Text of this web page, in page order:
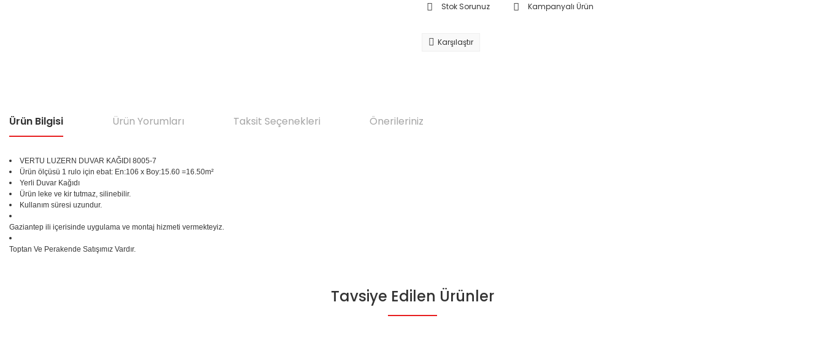
Stok Sorunuz Kampanyalı Ürün
Karşılaştır
Ürün Bilgisi Ürün Yorumları Taksit Seçenekleri Önerileriniz
VERTU LUZERN DUVAR KAĞIDI 8005-7
Ürün ölçüsü 1 rulo için ebat: En:106 x Boy:15.60 =16.50m²
Yerli Duvar Kağıdı
Ürün leke ve kir tutmaz, silinebilir.
Kullanım süresi uzundur.
Gaziantep ili içerisinde uygulama ve montaj hizmeti vermekteyiz.
Toptan Ve Perakende Satışımız Vardır.
Bu ürüne ilk yorumu siz yapın!
Bu ürünün fiyat bilgisi, resim, ürün açıklamalarında ve diğer konularda yetersiz gördüğünüz noktaları öneri formunu kullanarak tarafımıza iletebilirsiniz.
Tavsiye Edilen Ürünler